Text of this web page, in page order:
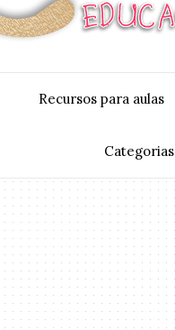
Recursos para aulas
Categorias